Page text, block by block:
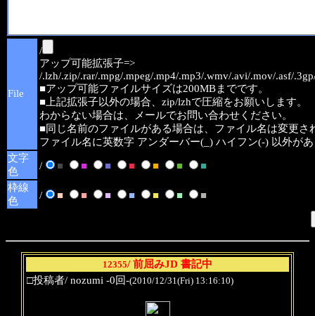
File
/
アップ可能拡張子=>
/.lzh/.zip/.rar/.mpg/.mpeg/.mp4/.mp3/.wmv/.avi/.mov/.asf/
■アップ可能ファイルサイズは200MBまでです。
■上記拡張子以外の場合、zip/lzhで圧縮をお願いします。
わからない場合は、メールでお問い合わせください。
■同じ名前のファイルがある場合は、ファイル名は変更さ
ファイル名に英数字 アンダーバー(_) ハイフン(-) 以外が
文字
色
/ ■ ■ ■ ■ ■ ■
■
枠線
色
/ ■ ■ ■ ■ ■ ■ ■
12355/ 前屈みJD 書記中
□投稿者/ nozumi -0回-(2010/12/31(Fri) 13:16:10)